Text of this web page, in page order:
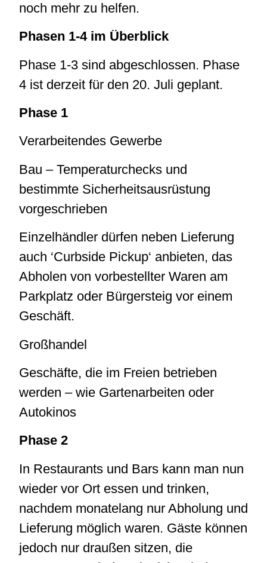
noch mehr zu helfen.
Phasen 1-4 im Überblick
Phase 1-3 sind abgeschlossen. Phase
4 ist derzeit für den 20. Juli geplant.
Phase 1
Verarbeitendes Gewerbe
Bau – Temperaturchecks und
bestimmte Sicherheitsausrüstung
vorgeschrieben
Einzelhändler dürfen neben Lieferung
auch ‘Curbside Pickup‘ anbieten, das
Abholen von vorbestellter Waren am
Parkplatz oder Bürgersteig vor einem
Geschäft.
Großhandel
Geschäfte, die im Freien betrieben
werden – wie Gartenarbeiten oder
Autokinos
Phase 2
In Restaurants und Bars kann man nun
wieder vor Ort essen und trinken,
nachdem monatelang nur Abholung und
Lieferung möglich waren. Gäste können
jedoch nur draußen sitzen, die